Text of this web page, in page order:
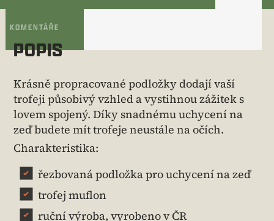
KOMENTÁŘE
POPIS
Krásně propracované podložky dodají vaší
trofeji působivý vzhled a vystihnou zážitek s
lovem spojený. Díky snadnému uchycení na
zeď budete mít trofeje neustále na očích.
Charakteristika:
řezbovaná podložka pro uchycení na zeď
trofej muflon
ruční výroba, vyrobeno v ČR